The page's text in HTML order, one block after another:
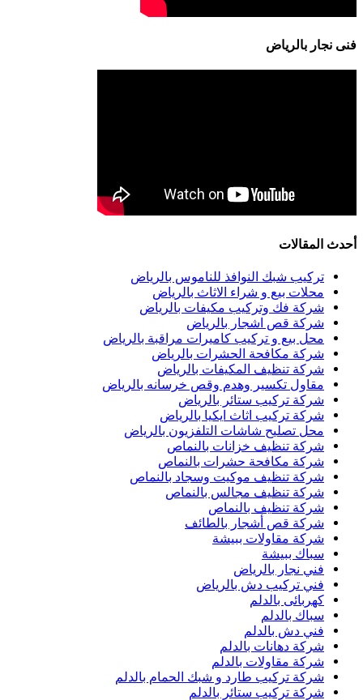
فنى نجار بالرياض
أحدث المقالات
تركيب شبك النوافذ للناموس بالرياض
محلات بيع و شراء الاثاث بالرياض
شركة فك وتركيب مكيفات بالرياض
شركة قص اشجار بالرياض
محل بيع و تركيب كاميرات مراقبة بالرياض
شركة مكافحة الحشرات بالرياض
شركة تنظيف المكيفات بالرياض
مقاول تكسير وهدم وقص خرسانه بالرياض
شركة تركيب ستائر بالرياض
شركة تركيب اثاث ايكيا بالرياض
محل تصليح شاشات التلفزيون بالرياض
شركة تنظيف خزانات بالنماص
شركة مكافحة حشرات بالنماص
شركة تنظيف موكيت وسجاد بالنماص
شركة تنظيف مجالس بالنماص
شركة تنظيف بالنماص
شركة قص أشجار بالطائف
شركة مقاولات ببيشة
سباك ببيشة
فني نجار بالرياض
فني تركيب دش بالرياض
كهربائى بالدلم
سباك بالدلم
فني دش بالدلم
شركة دهانات بالدلم
شركة مقاولات بالدلم
شركة تركيب طارد و شبك الحمام بالدلم
شركة تركيب ستائر بالدلم